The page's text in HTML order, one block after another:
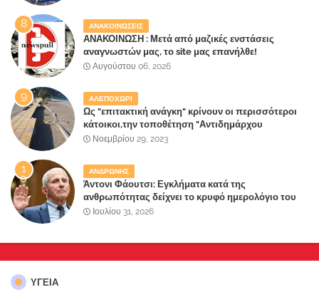
ΑΝΑΚΟΙΝΩΣΕΙΣ
ΑΝΑΚΟΙΝΩΣΗ : Μετά από μαζικές ενστάσεις
αναγνωστών μας, το site μας επανήλθε!
Αυγούστου 06, 2026
ΑΛΕΠΟΧΩΡΙ
Ως "επιτακτική ανάγκη" κρίνουν οι περισσότεροι
κάτοικοι,την τοποθέτηση "Αντιδημάρχου
Παραλιακής Ζώνης" στο Δήμο Μάνδρας-Ειδυλλίας!
Νοεμβρίου 29, 2023
ΑΝΔΡΩΝΗΣ
Άντονι Φάουτσι: Εγκλήματα κατά της
ανθρωπότητας δείχνει το κρυφό ημερολόγιο του
«αγίου» της πανδημίας!
Ιουλίου 31, 2026
ΥΓΕΙΑ